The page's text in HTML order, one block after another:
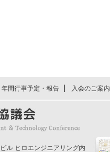
年間行事予定・報告 入会のご案
ル ヒロエンジニアリング内